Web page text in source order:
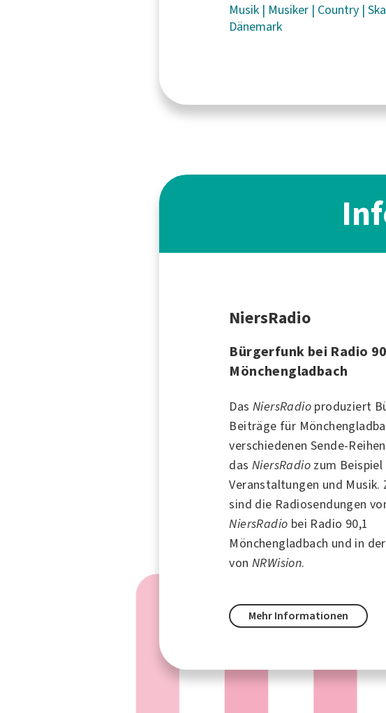
Musik | Musiker | Country |
Dänemark
NiersRadio
Bürgerfunk bei Radio
Mönchengladbach
DasNiersRadio produziert
Beiträge für
verschiedenen Sende-
dasNiersRadio zum
Veranstaltungen und Musik.
sind die Radiosendungen
NiersRadio bei Radio 90,1
Mönchengladbach und in
vonNRWision.
Mehr Informationen